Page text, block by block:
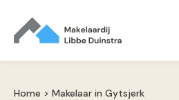
Home > Makelaar in Gytsjerk